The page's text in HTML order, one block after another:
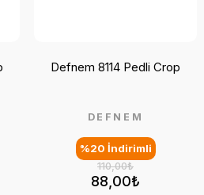
88,00₺
110,00₺
%20 İndirimli
DEFNEM
Defnem 8114 Pedli Crop